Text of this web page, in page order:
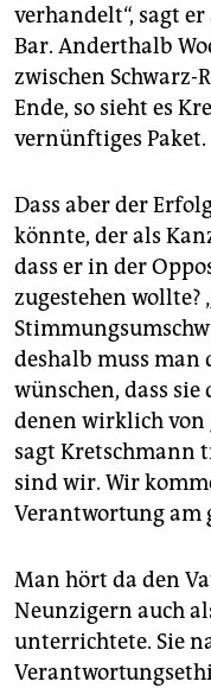
verhandelt“, sagt er
Bar. Anderthalb
zwischen
Ende, so sieht es
vernünftiges Paket.
Dass aber der
könnte, der als
dass er in der
zugestehen wollte?
deshalb muss
wünschen, dass
denen wirklich von
sagt Kretschmann
sind wir. Wir
Verantwortung am
Man hört da den
Neunzigern auch
unterrichtete. Sie